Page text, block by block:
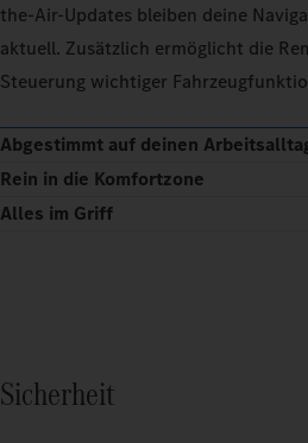
the-Air-Updates bleiben deine
aktuell. Zusätzlich ermöglicht die
Steuerung wichtiger
Abgestimmt auf deinen
Rein in die Komfortzone
Alles im Griff
Sicherheit